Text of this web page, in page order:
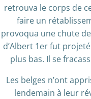
retrouva le corps de
faire un
provoqua une chute
d’Albert 1er fut
plus bas. Il se
Les belges n’ont
lendemain à leur